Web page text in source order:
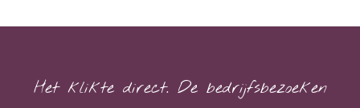
Het klikte direct. De bedrijfsbezoeken